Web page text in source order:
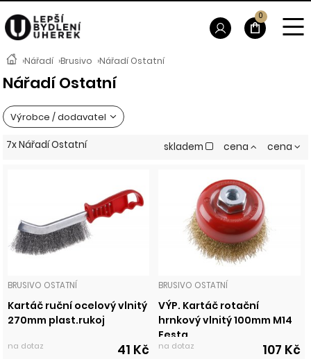
›Nářadí ›Brusivo ›Nářadí Ostatní
Nářadí Ostatní
Výrobce / dodavatel
skladem cena cena
7x Nářadí Ostatní
BRUSIVO OSTATNÍ
Kartáč ruční ocelový vlnitý
270mm plast.rukoj
na dotaz 41 Kč
BRUSIVO OSTATNÍ
VÝP. Kartáč rotační
hrnkový vlnitý 100mm M14
Festa
na dotaz 107 Kč
0